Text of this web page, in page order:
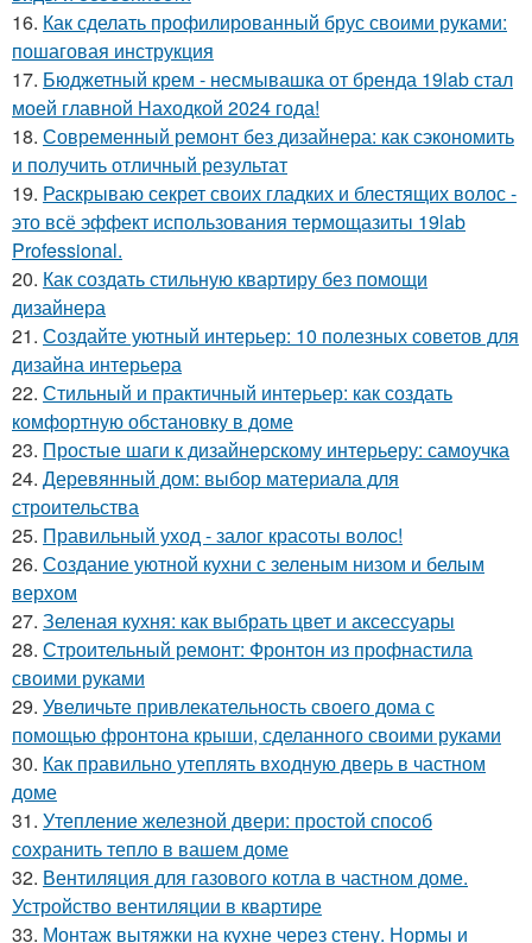
16. Как сделать профилированный брус своими руками:
пошаговая инструкция
17. Бюджетный крем - несмывашка от бренда 19lab стал
моей главной Находкой 2024 года!
18. Современный ремонт без дизайнера: как сэкономить
и получить отличный результат
19. Раскрываю секрет своих гладких и блестящих волос -
это всё эффект использования термощазиты 19lab
Professional.
20. Как создать стильную квартиру без помощи
дизайнера
21. Создайте уютный интерьер: 10 полезных советов для
дизайна интерьера
22. Стильный и практичный интерьер: как создать
комфортную обстановку в доме
23. Простые шаги к дизайнерскому интерьеру: самоучка
24. Деревянный дом: выбор материала для
строительства
25. Правильный уход - залог красоты волос!
26. Создание уютной кухни с зеленым низом и белым
верхом
27. Зеленая кухня: как выбрать цвет и аксессуары
28. Строительный ремонт: Фронтон из профнастила
своими руками
29. Увеличьте привлекательность своего дома с
помощью фронтона крыши, сделанного своими руками
30. Как правильно утеплять входную дверь в частном
доме
31. Утепление железной двери: простой способ
сохранить тепло в вашем доме
32. Вентиляция для газового котла в частном доме.
Устройство вентиляции в квартире
33. Монтаж вытяжки на кухне через стену. Нормы и